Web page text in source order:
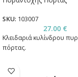
SKU: 103007
27.00 €
Κλειδαριά κυλίνδρου
πόρτας.